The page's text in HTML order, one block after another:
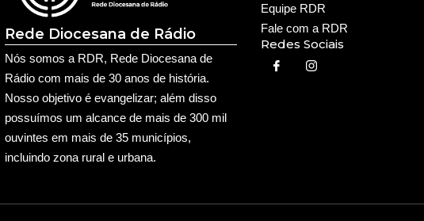
Rede Diocesana de Rádio
Nós somos a RDR, Rede Diocesana de
Rádio com mais de 30 anos de história.
Nosso objetivo é evangelizar; além disso
possuímos um alcance de mais de 300 mil
ouvintes em mais de 35 municípios,
incluindo zona rural e urbana.
Equipe RDR
Fale com a RDR
Redes Sociais